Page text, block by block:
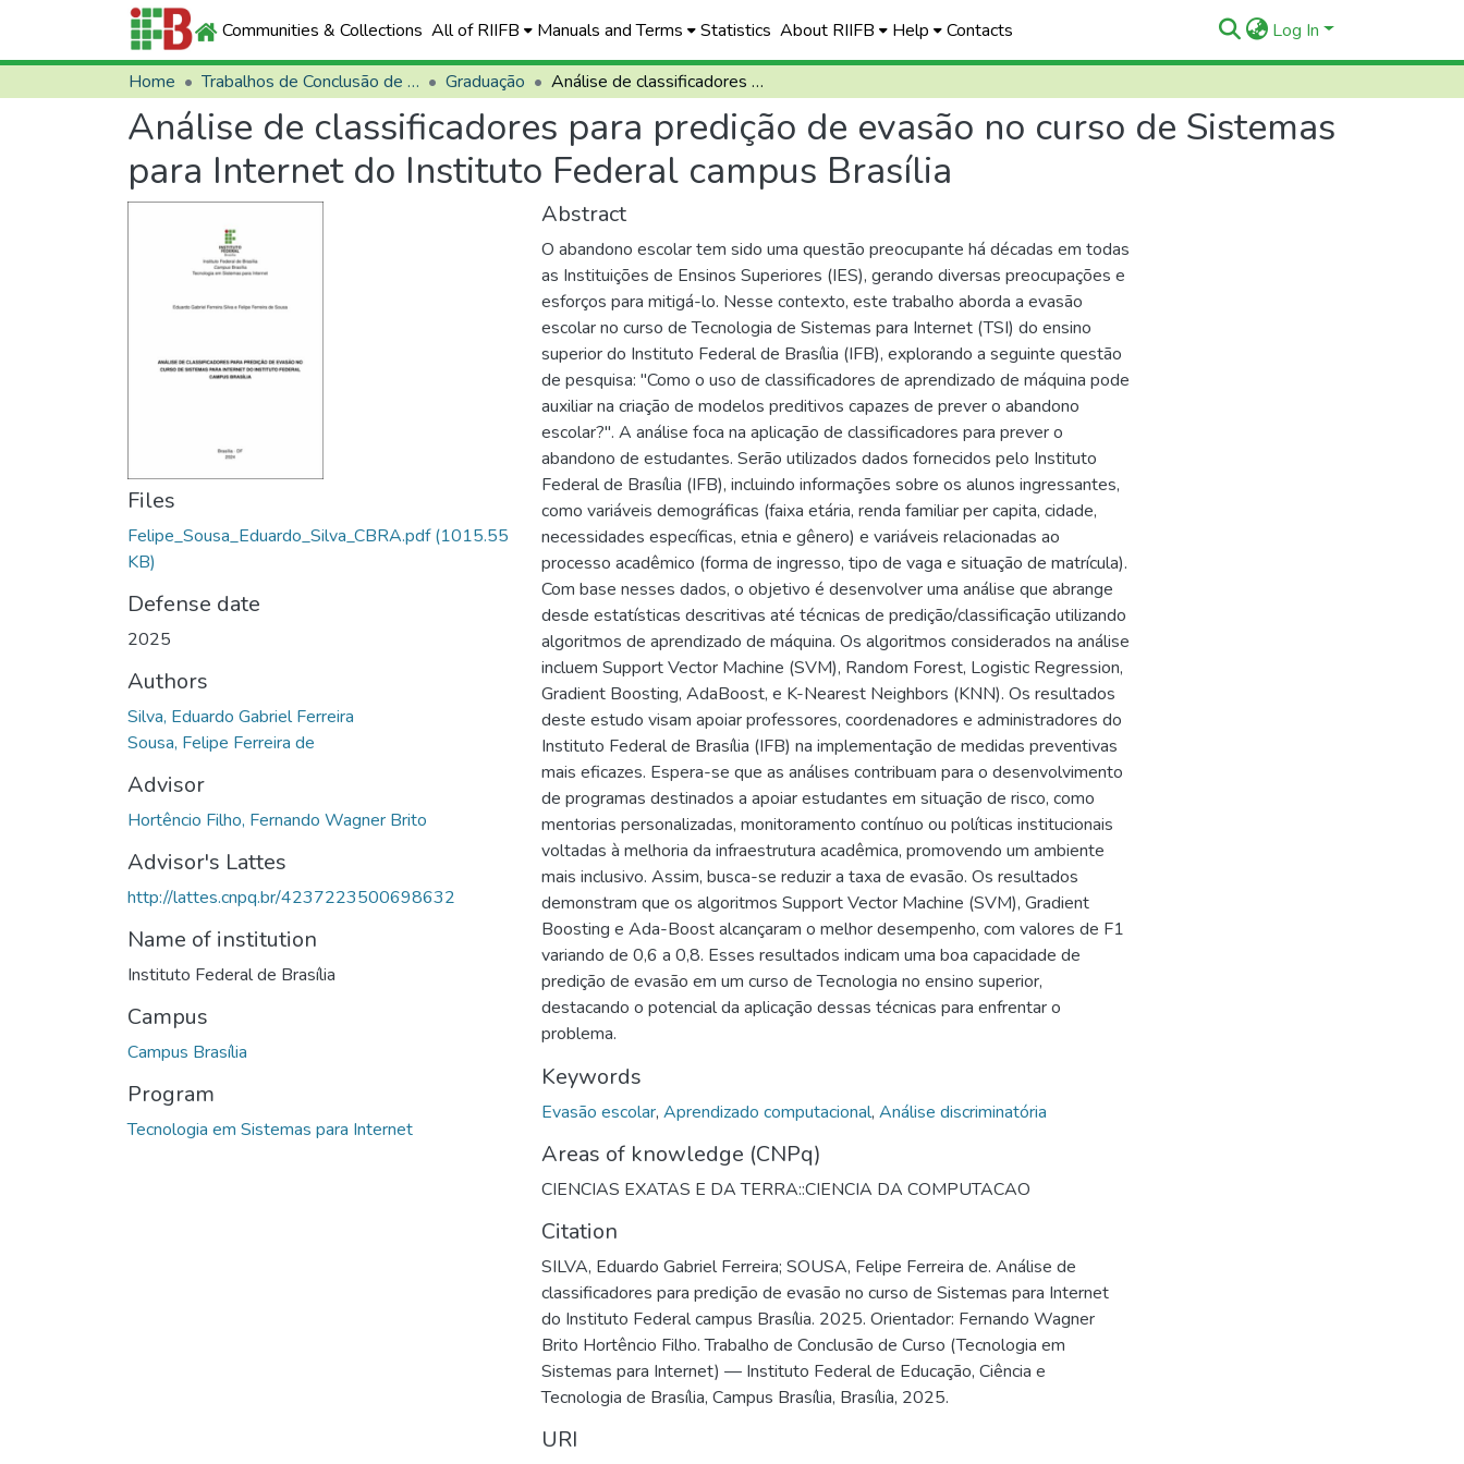
Communities & Collections All of RIIFB Manuals and Terms Statistics About RIIFB Help Contacts Log In
Home Trabalhos de Conclusão de Curso (TCCs) Graduação Análise de classificadores para predição de evasão no curso de Sistemas para Internet do Instituto Federal campus Brasília
Análise de classificadores para predição de evasão no curso de Sistemas
para Internet do Instituto Federal campus Brasília
Files
Felipe_Sousa_Eduardo_Silva_CBRA.pdf(1015.55
KB)
Defense date
2025
Authors
Silva, Eduardo Gabriel Ferreira
Sousa, Felipe Ferreira de
Advisor
Hortêncio Filho, Fernando Wagner Brito
Advisor's Lattes
http://lattes.cnpq.br/4237223500698632
Name of institution
Instituto Federal de Brasília
Campus
Campus Brasília
Program
Tecnologia em Sistemas para Internet
Abstract
O abandono escolar tem sido uma questão preocupante há décadas em todas
as Instituições de Ensinos Superiores (IES), gerando diversas preocupações e
esforços para mitigá-lo. Nesse contexto, este trabalho aborda a evasão
escolar no curso de Tecnologia de Sistemas para Internet (TSI) do ensino
superior do Instituto Federal de Brasília (IFB), explorando a seguinte questão
de pesquisa: "Como o uso de classificadores de aprendizado de máquina pode
auxiliar na criação de modelos preditivos capazes de prever o abandono
escolar?". A análise foca na aplicação de classificadores para prever o
abandono de estudantes. Serão utilizados dados fornecidos pelo Instituto
Federal de Brasília (IFB), incluindo informações sobre os alunos ingressantes,
como variáveis demográficas (faixa etária, renda familiar per capita, cidade,
necessidades específicas, etnia e gênero) e variáveis relacionadas ao
processo acadêmico (forma de ingresso, tipo de vaga e situação de matrícula).
Com base nesses dados, o objetivo é desenvolver uma análise que abrange
desde estatísticas descritivas até técnicas de predição/classificação utilizando
algoritmos de aprendizado de máquina. Os algoritmos considerados na análise
incluem Support Vector Machine (SVM), Random Forest, Logistic Regression,
Gradient Boosting, AdaBoost, e K-Nearest Neighbors (KNN). Os resultados
deste estudo visam apoiar professores, coordenadores e administradores do
Instituto Federal de Brasília (IFB) na implementação de medidas preventivas
mais eficazes. Espera-se que as análises contribuam para o desenvolvimento
de programas destinados a apoiar estudantes em situação de risco, como
mentorias personalizadas, monitoramento contínuo ou políticas institucionais
voltadas à melhoria da infraestrutura acadêmica, promovendo um ambiente
mais inclusivo. Assim, busca-se reduzir a taxa de evasão. Os resultados
demonstram que os algoritmos Support Vector Machine (SVM), Gradient
Boosting e Ada-Boost alcançaram o melhor desempenho, com valores de F1
variando de 0,6 a 0,8. Esses resultados indicam uma boa capacidade de
predição de evasão em um curso de Tecnologia no ensino superior,
destacando o potencial da aplicação dessas técnicas para enfrentar o
problema.
Keywords
Evasão escolar, Aprendizado computacional, Análise discriminatória
Areas of knowledge (CNPq)
CIENCIAS EXATAS E DA TERRA::CIENCIA DA COMPUTACAO
Citation
SILVA, Eduardo Gabriel Ferreira; SOUSA, Felipe Ferreira de. Análise de
classificadores para predição de evasão no curso de Sistemas para Internet
do Instituto Federal campus Brasília. 2025. Orientador: Fernando Wagner
Brito Hortêncio Filho. Trabalho de Conclusão de Curso (Tecnologia em
Sistemas para Internet) — Instituto Federal de Educação, Ciência e
Tecnologia de Brasília, Campus Brasília, Brasília, 2025.
URI